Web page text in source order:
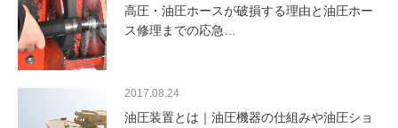
高圧・油圧ホースが破損する理由と油圧ホー
ス修理までの応急…
2017.08.24
油圧装置とは｜油圧機器の仕組みや油圧ショ